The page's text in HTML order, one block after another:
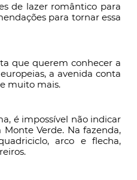
de lazer romântico para
para tornar essa
que querem conhecer a
a avenida conta
muito mais.
é impossível não indicar
Verde. Na fazenda,
arco e flecha,